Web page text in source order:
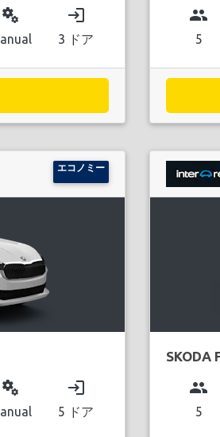
miscellaneous_services login
3 ドア
group
5
エコノミー
miscellaneous_services login
5 ドア
SKODA
group
5